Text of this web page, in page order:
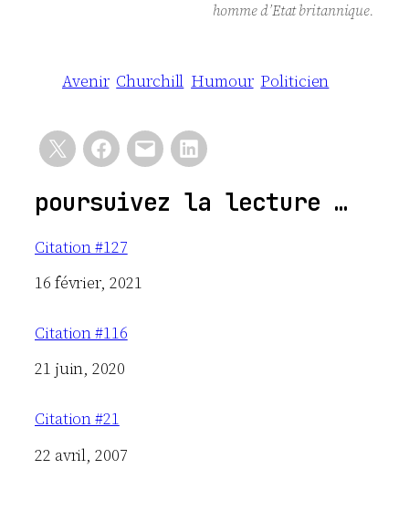
homme d’Etat britannique.
Avenir Churchill Humour Politicien
poursuivez la lecture …
Citation #127
Date
16 février, 2021
Citation #116
Date
21 juin, 2020
Citation #21
Date
22 avril, 2007